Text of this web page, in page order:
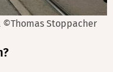
©Herbert Rienessel